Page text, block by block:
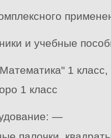
и учебные
1 класс,
1 класс
—